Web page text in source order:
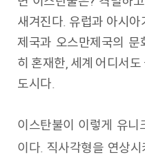
새겨진다. 유럽과 아시
제국과 오스만제국의
히 혼재한, 세계 어디서
도시다.
이스탄불이 이렇게 유
이다. 직사각형을 연상